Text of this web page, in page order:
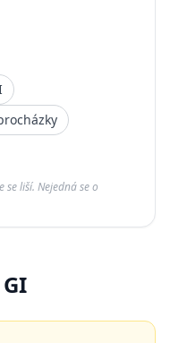
liší. Nejedná se o